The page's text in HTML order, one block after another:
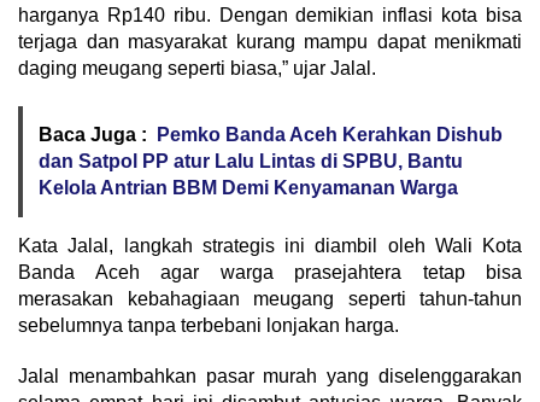
harganya Rp140 ribu. Dengan demikian inflasi kota bisa
terjaga dan masyarakat kurang mampu dapat menikmati
daging meugang seperti biasa,” ujar Jalal.
Baca Juga :
Pemko Banda Aceh Kerahkan Dishub
dan Satpol PP atur Lalu Lintas di SPBU, Bantu
Kelola Antrian BBM Demi Kenyamanan Warga
Kata Jalal, langkah strategis ini diambil oleh Wali Kota
Banda Aceh agar warga prasejahtera tetap bisa
merasakan kebahagiaan meugang seperti tahun-tahun
sebelumnya tanpa terbebani lonjakan harga.
Jalal menambahkan pasar murah yang diselenggarakan